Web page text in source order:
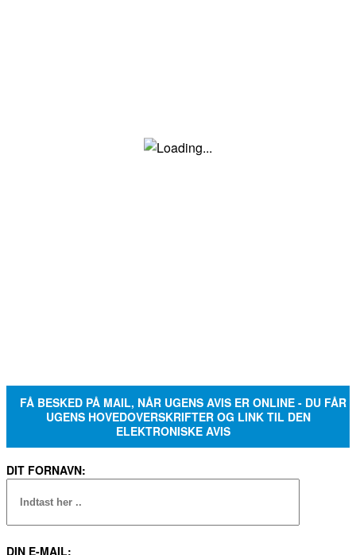
FÅ BESKED PÅ MAIL, NÅR UGENS AVIS ER ONLINE - DU FÅR
UGENS HOVEDOVERSKRIFTER OG LINK TIL DEN
ELEKTRONISKE AVIS
DIT FORNAVN:
DIN E-MAIL: